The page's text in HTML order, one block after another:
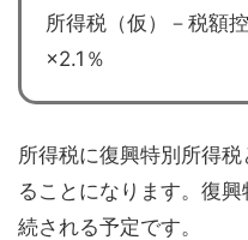
所得税（仮）－税額
×2.1％
所得税に復興特別所得
ることになります。復
続される予定です。